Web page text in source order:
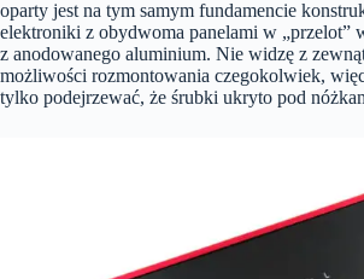
oparty jest na tym samym fundamencie
elektroniki z obydwoma panelami w „przelot”
z anodowanego aluminium. Nie widzę z
możliwości rozmontowania czegokolwiek,
tylko podejrzewać, że śrubki ukryto pod